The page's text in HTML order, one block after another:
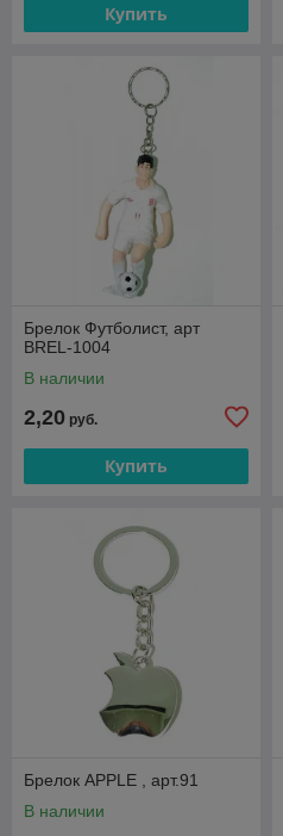
Купить
Брелок Футболист, арт
BREL-1004
В наличии
2,20 руб.
Купить
Брелок APPLE , арт.91
В наличии